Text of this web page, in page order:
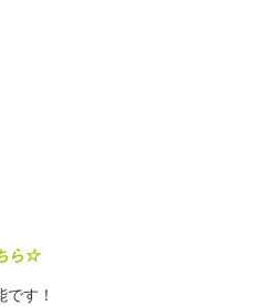
ら☆
す！